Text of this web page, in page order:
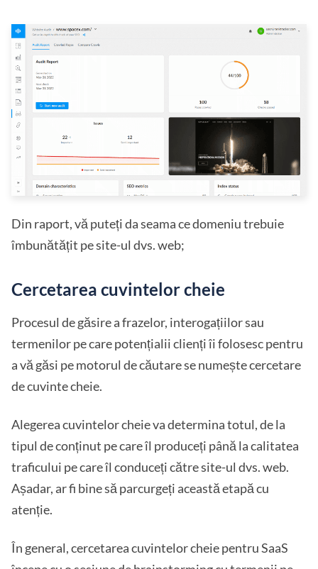
Din raport, vă puteți da seama ce domeniu trebuie
îmbunătățit pe site-ul dvs. web;
Cercetarea cuvintelor cheie
Procesul de găsire a frazelor, interogațiilor sau
termenilor pe care potențialii clienți îi folosesc pentru
a vă găsi pe motorul de căutare se numește cercetare
de cuvinte cheie.
Alegerea cuvintelor cheie va determina totul, de la
tipul de conținut pe care îl produceți până la calitatea
traficului pe care îl conduceți către site-ul dvs. web.
Așadar, ar fi bine să parcurgeți această etapă cu
atenție.
În general, cercetarea cuvintelor cheie pentru SaaS